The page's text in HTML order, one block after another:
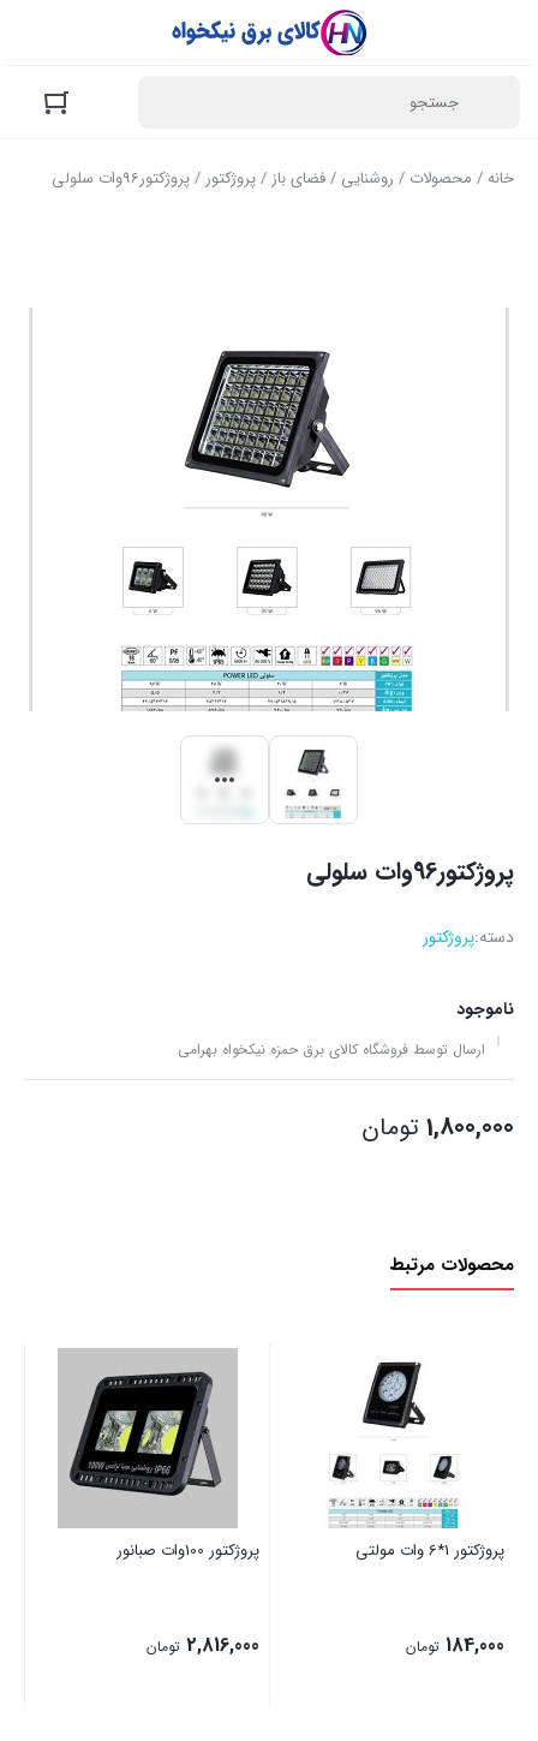
خانه/ محصولات / روشنایی /فضای باز /پروژکتور / پروژکتور96وات سلولی
پروژکتور96وات سلولی
دسته:پروژکتور
ناموجود
ارسال توسط فروشگاه کالای برق حمزه نیکخواه بهرامی
1,800,000 تومان
محصولات مرتبط
پروژکتور 1*6 وات مولتی
184,000 تومان
پروژکتور 100وات صبانور
2,816,000 تومان